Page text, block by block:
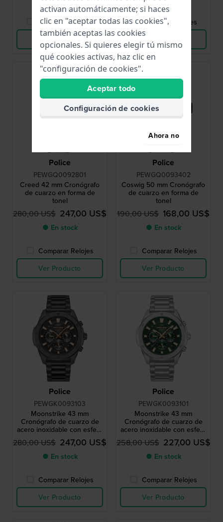
Comparar Relojes
Ver Producto
Comparar Relojes
Ver Producto
Police
PEWGQ0092801
Creed 42 mm Cronógrafo
de cuarzo en forma de
tonel
280,00 US$ 247,00 US$
● En stock
Comparar Relojes
Ver Producto
Police
PEWGQ0093402
Coswig 50 mm Cronógrafo
de cuarzo en forma de
tonel
190,00 US$ 168,00 US$
● En stock
Comparar Relojes
Ver Producto
Police
PEWGK0093103
Moonstrike 43 mm
Cronógrafo de cuarzo de
acero inoxidable con esfera
de 24 horas
280,00 US$ 247,00 US$
● En stock
Comparar Relojes
Ver Producto
Police
PEWGK0093101
Moonstrike 43 mm
Cronógrafo de cuarzo de
acero inoxidable con esfera
de 24 horas
258,00 US$ 227,00 US$
● En stock
Comparar Relojes
Ver Producto
activan automáticamente; si haces
clic en "aceptar todas las cookies",
también aceptas las cookies
opcionales. Si quieres elegir tú mismo
qué cookies activas, haz clic en
"configuración de cookies".
Aceptar todo
Configuración de cookies
Ahora no